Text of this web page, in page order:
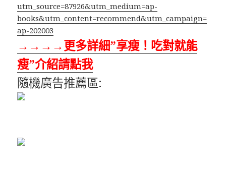
utm_source=87926&utm_medium=ap-
books&utm_content=recommend&utm_campaign=
ap-202003
→→→→更多詳細”享瘦！吃對就能
瘦”介紹請點我
隨機廣告推薦區: